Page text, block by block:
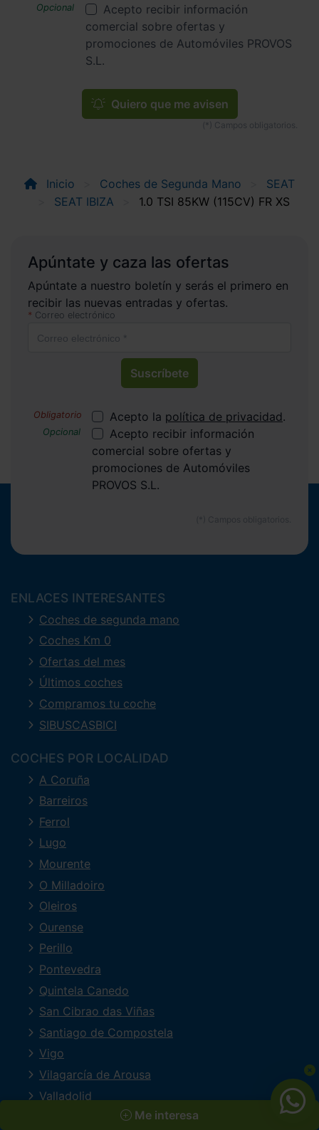
Acepto recibir información
comercial sobre ofertas y
promociones de Automóviles PROVOS
S.L.
Quiero que me avisen
Me interesa
Inicio Coches de Segunda Mano
SEAT
SEAT IBIZA
1.0 TSI 85KW (115CV) FR XS
Apúntate y caza las ofertas
Apúntate a nuestro boletín y serás el primero en
recibir las nuevas entradas y ofertas.
Correo electrónico
Suscríbete
Acepto la política de privacidad.
Acepto recibir información
comercial sobre ofertas y
promociones de Automóviles
PROVOS S.L.
ENLACES INTERESANTES
Coches de segunda mano
Coches Km 0
Ofertas del mes
Últimos coches
Compramos tu coche
SIBUSCASBICI
COCHES POR LOCALIDAD
A Coruña
Barreiros
Ferrol
Lugo
Mourente
O Milladoiro
Oleiros
Ourense
Perillo
Pontevedra
Quintela Canedo
San Cibrao das Viñas
Santiago de Compostela
Vigo
Vilagarcía de Arousa
Valladolid